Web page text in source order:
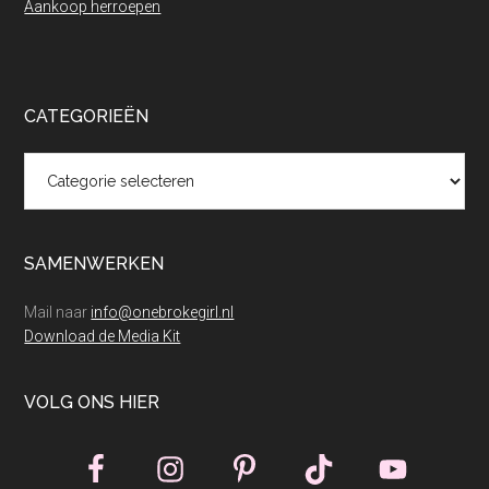
Aankoop herroepen
CATEGORIEËN
SAMENWERKEN
Mail naar info@onebrokegirl.nl
Download de Media Kit
VOLG ONS HIER